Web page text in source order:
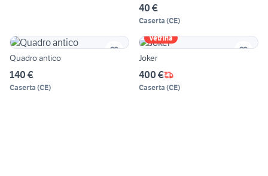
40 €
Caserta (CE)
Quadro antico
140 €
Caserta (CE)
Vetrina
Joker
400 €
Caserta (CE)